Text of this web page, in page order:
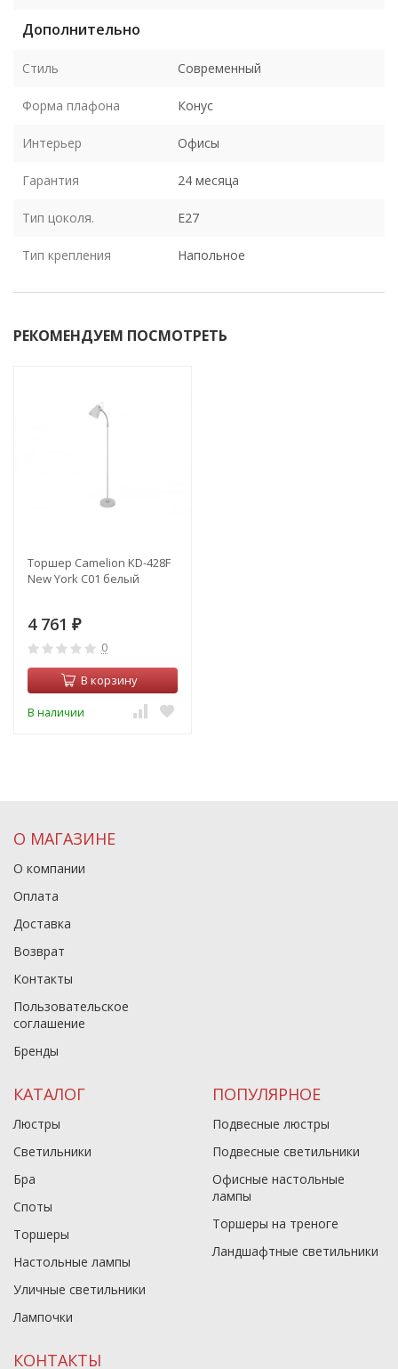
Дополнительно
Стиль Современный
Форма плафона Конус
Интерьер Офисы
Гарантия 24 месяца
Тип цоколя. E27
Тип крепления Напольное
РЕКОМЕНДУЕМ ПОСМОТРЕТЬ
Торшер Camelion KD-428F
New York С01 белый
4 761 ₽
0
В корзину
В наличии
О МАГАЗИНЕ
О компании
Оплата
Доставка
Возврат
Контакты
Пользовательское
соглашение
Бренды
КАТАЛОГ
Люстры
Светильники
Бра
Споты
Торшеры
Настольные лампы
Уличные светильники
Лампочки
ПОПУЛЯРНОЕ
Подвесные люстры
Подвесные светильники
Офисные настольные
лампы
Торшеры на треноге
Ландшафтные светильники
КОНТАКТЫ